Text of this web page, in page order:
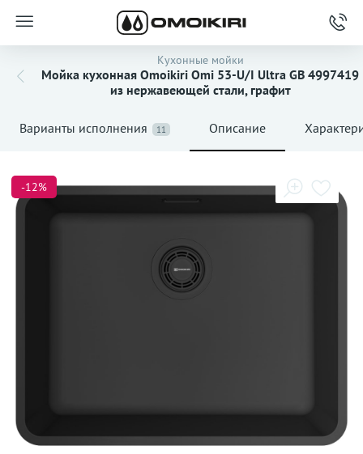
Кухонные мойки
Мойка кухонная Omoikiri Omi 53-U/I Ultra GB 4997419
из нержавеющей стали, графит
Варианты исполнения 11 Описание
-12%